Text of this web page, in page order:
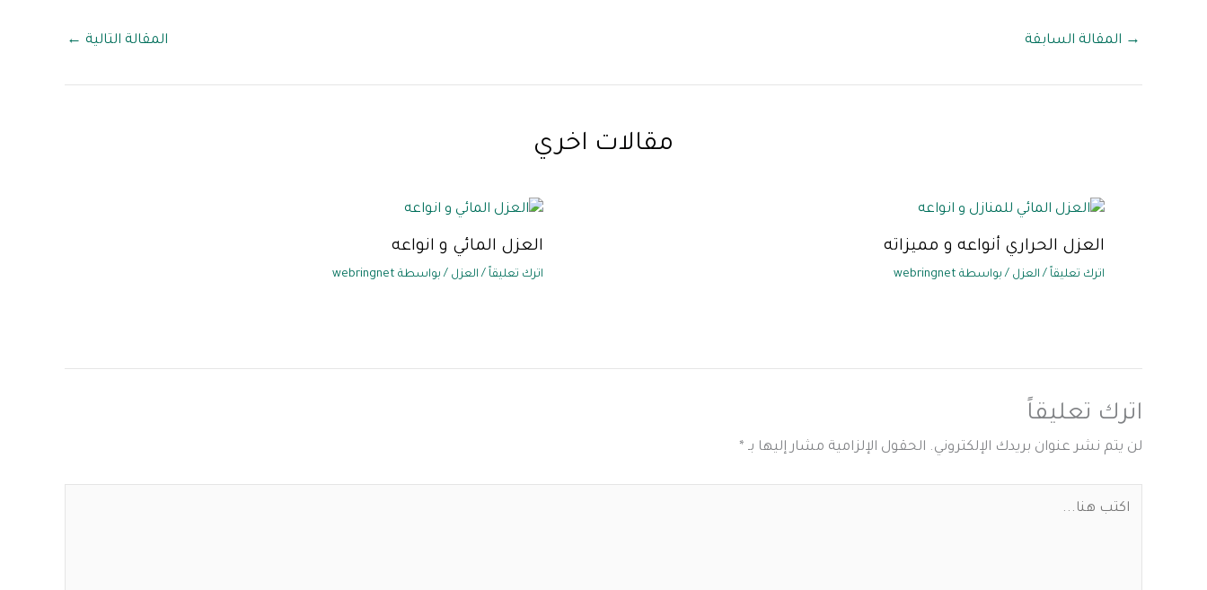
→ المقالة السابقة المقالة التالية ←
مقالات اخري
العزل الحراري أنواعه و مميزاته
اترك تعليقاً / العزل / بواسطة webringnet
العزل المائي و انواعه
اترك تعليقاً / العزل / بواسطة webringnet
اترك تعليقاً
لن يتم نشر عنوان بريدك الإلكتروني. الحقول الإلزامية مشار إليها بـ *